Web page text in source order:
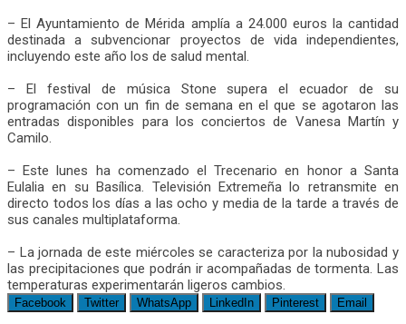
– El Ayuntamiento de Mérida amplía a 24.000 euros la cantidad
destinada a subvencionar proyectos de vida independientes,
incluyendo este año los de salud mental.
– El festival de música Stone supera el ecuador de su
programación con un fin de semana en el que se agotaron las
entradas disponibles para los conciertos de Vanesa Martín y
Camilo.
– Este lunes ha comenzado el Trecenario en honor a Santa
Eulalia en su Basílica. Televisión Extremeña lo retransmite en
directo todos los días a las ocho y media de la tarde a través de
sus canales multiplataforma.
– La jornada de este miércoles se caracteriza por la nubosidad y
las precipitaciones que podrán ir acompañadas de tormenta. Las
temperaturas experimentarán ligeros cambios.
Facebook Twitter WhatsApp LinkedIn Pinterest Email